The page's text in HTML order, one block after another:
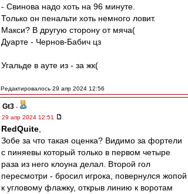
- Свинова надо хоть на 96 минуте.
Только он пенальти хоть немного ловит.
Макси? В другую сторону от мяча(
Дуарте - Чернов-Бабич цз
Угальде в ауте из - за жк(
Редактировалось 29 апр 2024 12:56
Gt3 -
29 апр 2024 12:51
RedQuite
Зобе за что такая оценка? Видимо за фортели
с пиняевы который только в первом четыре
раза из него клоуна делал. Второй гол
пересмотри - бросил игрока, повернулся жопой
к угловому флажку, открыв линию к воротам